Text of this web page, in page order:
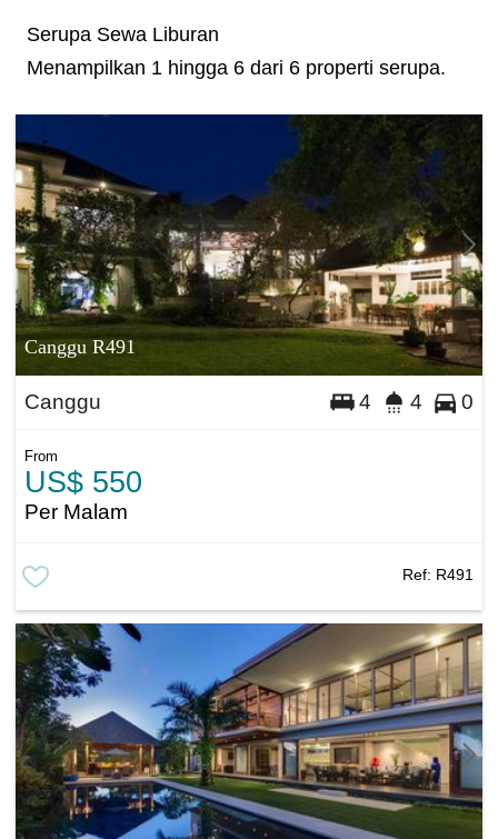
Serupa Sewa Liburan
Menampilkan 1 hingga 6 dari 6 properti serupa.
Canggu R491
Canggu 4 4 0
From
US$ 550
Per Malam
Ref: R491